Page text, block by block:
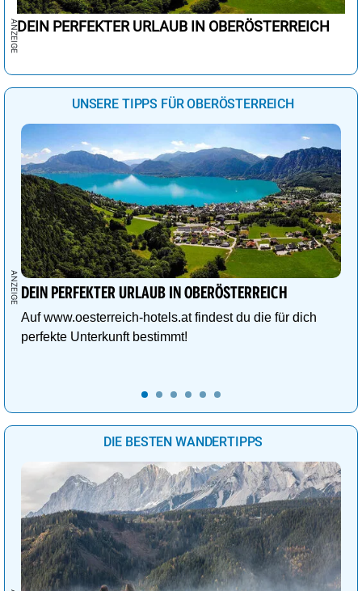
DEIN PERFEKTER URLAUB IN OBERÖSTERREICH
UNSERE TIPPS FÜR OBERÖSTERREICH
DEIN PERFEKTER URLAUB IN OBERÖSTERREICH
Auf www.oesterreich-hotels.at findest du die für dich
perfekte Unterkunft bestimmt!
DIE BESTEN WANDERTIPPS